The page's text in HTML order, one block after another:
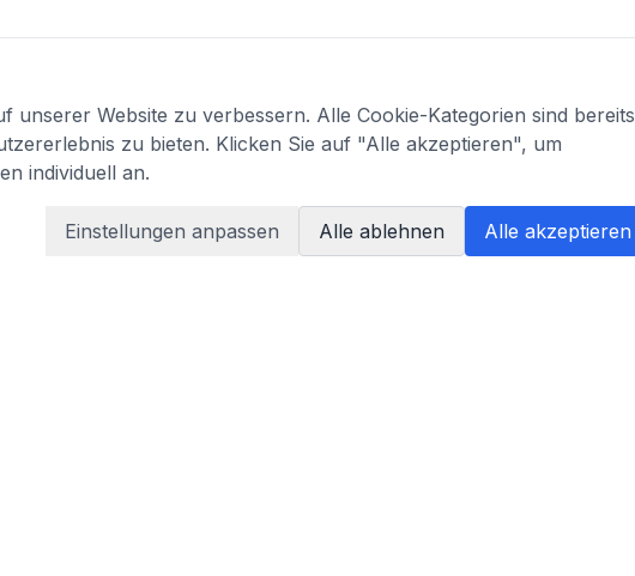
Website zu verbessern. Alle Cookie-Kategorien sind bereits
zu bieten. Klicken Sie auf "Alle akzeptieren", um
individuell an.
Einstellungen anpassen Alle ablehnen Alle akzeptieren